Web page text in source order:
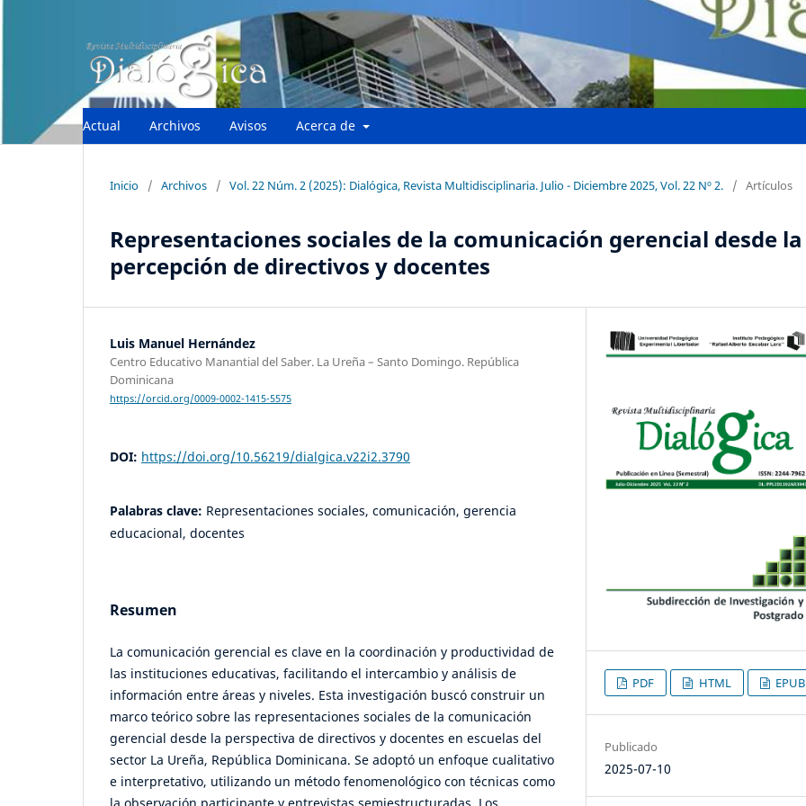
Actual Archivos Avisos Acerca de
Inicio / Archivos / Vol. 22 Núm. 2 (2025): Dialógica, Revista Multidisciplinaria. Julio - Diciembre 2025, Vol. 22 Nº 2. / Artículos
Representaciones sociales de la comunicación gerencial desde la
percepción de directivos y docentes
Luis Manuel Hernández
Centro Educativo Manantial del Saber. La Ureña – Santo Domingo. República
Dominicana
https://orcid.org/0009-0002-1415-5575
DOI: https://doi.org/10.56219/dialgica.v22i2.3790
Palabras clave: Representaciones sociales, comunicación, gerencia
educacional, docentes
Resumen
La comunicación gerencial es clave en la coordinación y productividad de
las instituciones educativas, facilitando el intercambio y análisis de
información entre áreas y niveles. Esta investigación buscó construir un
marco teórico sobre las representaciones sociales de la comunicación
gerencial desde la perspectiva de directivos y docentes en escuelas del
sector La Ureña, República Dominicana. Se adoptó un enfoque cualitativo
e interpretativo, utilizando un método fenomenológico con técnicas como
PDF HTML EPUB
Publicado
2025-07-10